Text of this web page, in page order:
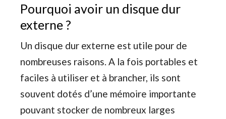
Pourquoi avoir un disque dur
externe ?
Un disque dur externe est utile pour de
nombreuses raisons. A la fois portables et
faciles à utiliser et à brancher, ils sont
souvent dotés d’une mémoire importante
pouvant stocker de nombreux larges